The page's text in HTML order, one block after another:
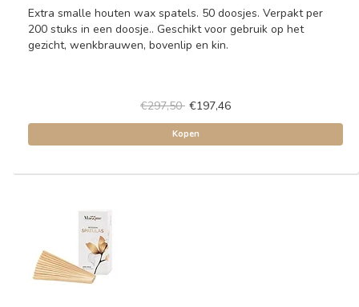
Extra smalle houten wax spatels. 50 doosjes. Verpakt per
200 stuks in een doosje.. Geschikt voor gebruik op het
gezicht, wenkbrauwen, bovenlip en kin.
€297,50 €197,46
Kopen